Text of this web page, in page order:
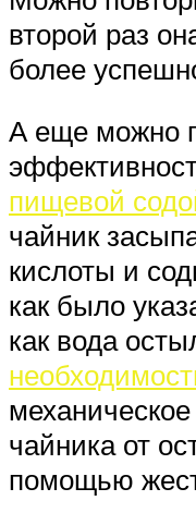
второй раз
более
А еще можно
пищевой
чайник
кислоты и
как было
как вода
чайника от
помощью